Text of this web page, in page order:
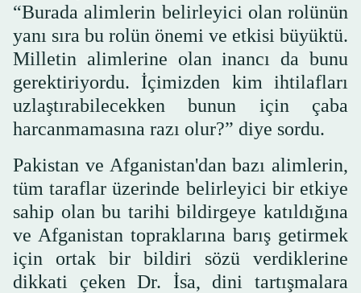
“Burada alimlerin belirleyici olan rolünün
yanı sıra bu rolün önemi ve etkisi büyüktü.
Milletin alimlerine olan inancı da bunu
gerektiriyordu. İçimizden kim ihtilafları
uzlaştırabilecekken bunun için çaba
harcanmamasına razı olur?” diye sordu.
Pakistan ve Afganistan'dan bazı alimlerin,
tüm taraflar üzerinde belirleyici bir etkiye
sahip olan bu tarihi bildirgeye katıldığına
ve Afganistan topraklarına barış getirmek
için ortak bir bildiri sözü verdiklerine
dikkati çeken Dr. İsa, dini tartışmalara